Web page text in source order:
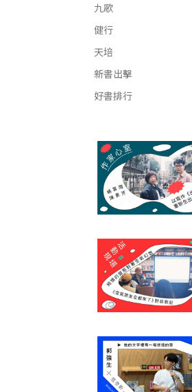
九歌
健行
天培
新書出擊
好書排行